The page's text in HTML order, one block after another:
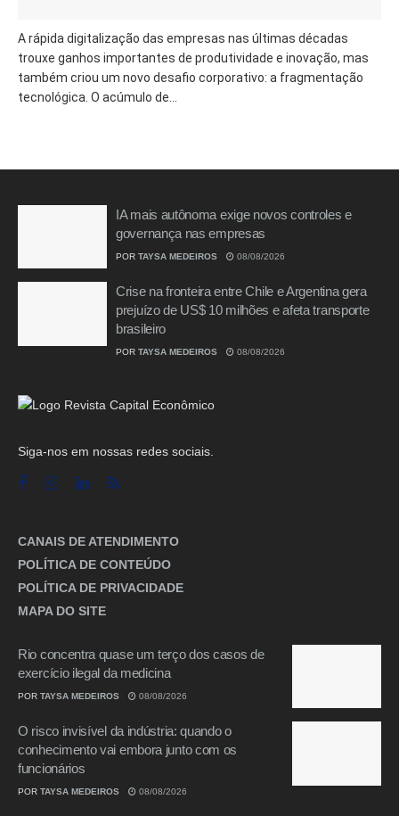
A rápida digitalização das empresas nas últimas décadas
trouxe ganhos importantes de produtividade e inovação, mas
também criou um novo desafio corporativo: a fragmentação
tecnológica. O acúmulo de...
IA mais autônoma exige novos controles e
governança nas empresas
POR TAYSA MEDEIROS 08/08/2026
Crise na fronteira entre Chile e Argentina gera
prejuízo de US$ 10 milhões e afeta transporte
brasileiro
POR TAYSA MEDEIROS 08/08/2026
Siga-nos em nossas redes sociais.
CANAIS DE ATENDIMENTO
POLÍTICA DE CONTEÚDO
POLÍTICA DE PRIVACIDADE
MAPA DO SITE
Rio concentra quase um terço dos casos de
exercício ilegal da medicina
POR TAYSA MEDEIROS 08/08/2026
O risco invisível da indústria: quando o
conhecimento vai embora junto com os
funcionários
POR TAYSA MEDEIROS 08/08/2026